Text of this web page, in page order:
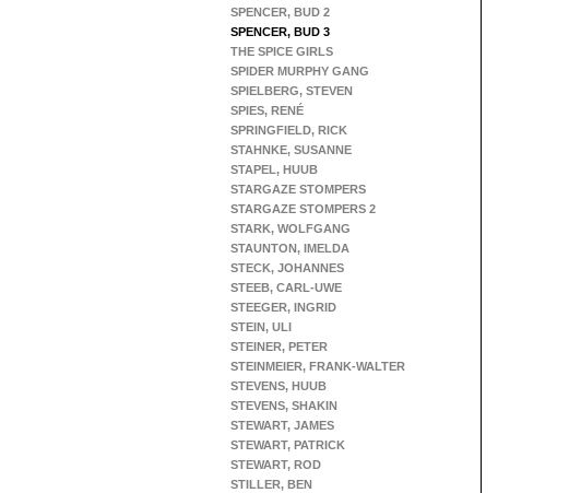
SPENCER, BUD 2
SPENCER, BUD 3
THE SPICE GIRLS
SPIDER MURPHY GANG
SPIELBERG, STEVEN
SPIES, RENÉ
SPRINGFIELD, RICK
STAHNKE, SUSANNE
STAPEL, HUUB
STARGAZE STOMPERS
STARGAZE STOMPERS 2
STARK, WOLFGANG
STAUNTON, IMELDA
STECK, JOHANNES
STEEB, CARL-UWE
STEEGER, INGRID
STEIN, ULI
STEINER, PETER
STEINMEIER, FRANK-WALTER
STEVENS, HUUB
STEVENS, SHAKIN
STEWART, JAMES
STEWART, PATRICK
STEWART, ROD
STILLER, BEN